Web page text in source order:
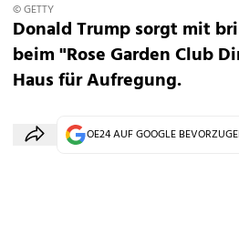
© GETTY
Donald Trump sorgt mit
beim "Rose Garden Club
Haus für Aufregung.
OE24 AUF GOOGLE